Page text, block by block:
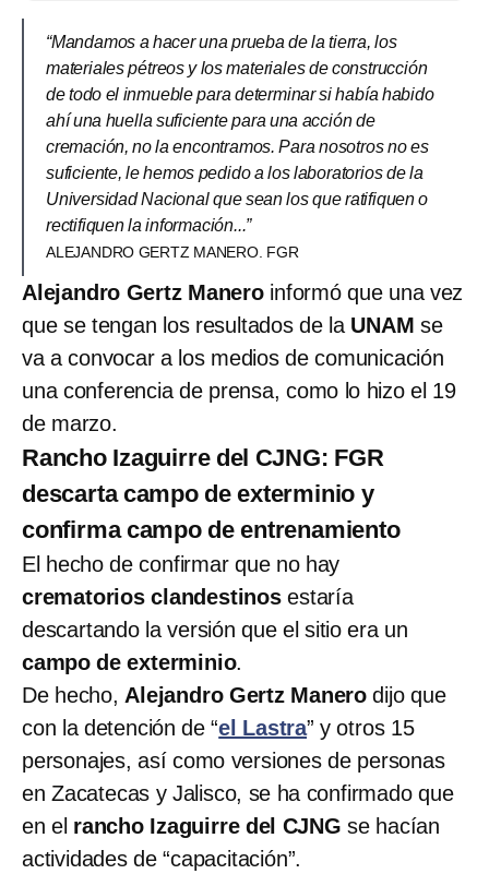
“Mandamos a hacer una prueba de la tierra, los
materiales pétreos y los materiales de construcción
de todo el inmueble para determinar si había habido
ahí una huella suficiente para una acción de
cremación, no la encontramos. Para nosotros no es
suficiente, le hemos pedido a los laboratorios de la
Universidad Nacional que sean los que ratifiquen o
rectifiquen la información...”
ALEJANDRO GERTZ MANERO. FGR
Alejandro Gertz Maneroinformó que una vez
que se tengan los resultados de la UNAM se
va a convocar a los medios de comunicación
una conferencia de prensa, como lo hizo el 19
de marzo.
Rancho Izaguirre del CJNG: FGR
descarta campo de exterminio y
confirma campo de entrenamiento
El hecho de confirmar que no hay
crematorios clandestinosestaría
descartando la versión que el sitio era un
campo de exterminio.
De hecho, Alejandro Gertz Manero dijo que
con la detención de “el Lastra” y otros 15
personajes, así como versiones de personas
en Zacatecas y Jalisco, se ha confirmado que
en el rancho Izaguirre del CJNG se hacían
actividades de “capacitación”.